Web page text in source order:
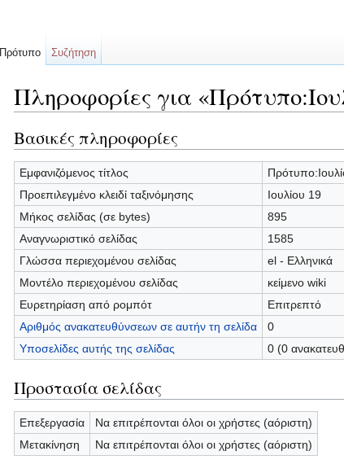
Πληροφορίες για
Βασικές πληροφορίες
Εμφανιζόμενος τίτλος
Προεπιλεγμένο κλειδί ταξινόμησης
Ιουλίου 19
Μήκος σελίδας (σε bytes)
895
Αναγνωριστικό σελίδας
1585
Γλώσσα περιεχομένου σελίδας
el - Ελληνικά
Μοντέλο περιεχομένου σελίδας
κείμενο wiki
Ευρετηρίαση από ρομπότ
Επιτρεπτό
Αριθμός ανακατευθύνσεων σε αυτήν τη σελίδα
0
Υποσελίδες αυτής της σελίδας
0 (0
Προστασία σελίδας
Επεξεργασία
Να επιτρέπονται όλοι οι χρήστες (αόριστη)
Μετακίνηση
Να επιτρέπονται όλοι οι χρήστες (αόριστη)
Πρότυπο Συζήτηση